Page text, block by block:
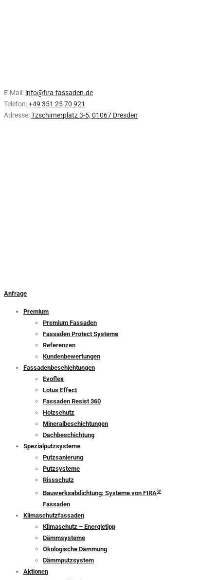
E-Mail: info@fira-fassaden.de
Telefon:+49 351 25 70 921
Adresse:Tzschirnerplatz 3-5, 01067 Dresden
Anfrage
Premium
Premium Fassaden
Fassaden Protect Systeme
Referenzen
Kundenbewertungen
Fassadenbeschichtungen
Evoflex
Lotus Effect
Fassaden Resist 360
Holzschutz
Mineralbeschichtungen
Dachbeschichtung
Spezialputzsysteme
Putzsanierung
Putzsysteme
Rissschutz
Bauwerksabdichtung: Systeme von FIRA®
Fassaden
Klimaschutzfassaden
Klimaschutz – Energietipp
Dämmsysteme
Ökologische Dämmung
Dämmputzsystem
Aktionen